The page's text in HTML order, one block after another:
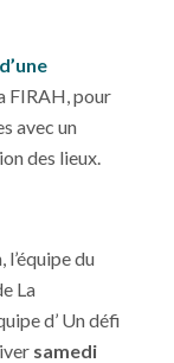
FIRAH, pour
avec un
des lieux.
l’équipe du
La
d’ Un défi
samedi